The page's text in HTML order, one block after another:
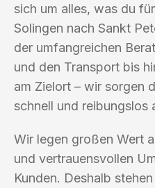
sich um alles, was du
Solingen nach Sankt
der umfangreichen
und den Transport bis
am Zielort – wir sorgen
schnell und reibungslos
Wir legen großen Wert
und vertrauensvollen
Kunden. Deshalb